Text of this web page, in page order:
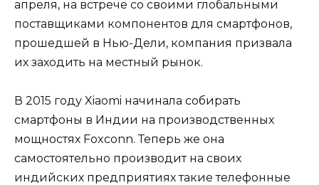
апреля, на встрече со своими глобальными
поставщиками компонентов для смартфонов,
прошедшей в Нью-Дели, компания призвала
их заходить на местный рынок.
В 2015 году Xiaomi начинала собирать
смартфоны в Индии на производственных
мощностях Foxconn. Теперь же она
самостоятельно производит на своих
индийских предприятиях такие телефонные